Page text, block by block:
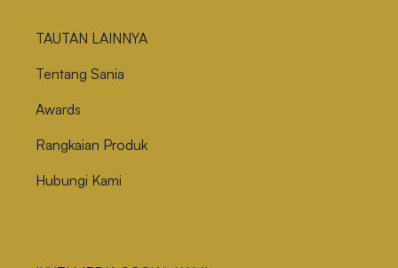
TAUTAN LAINNYA
Tentang Sania
Awards
Rangkaian Produk
Hubungi Kami